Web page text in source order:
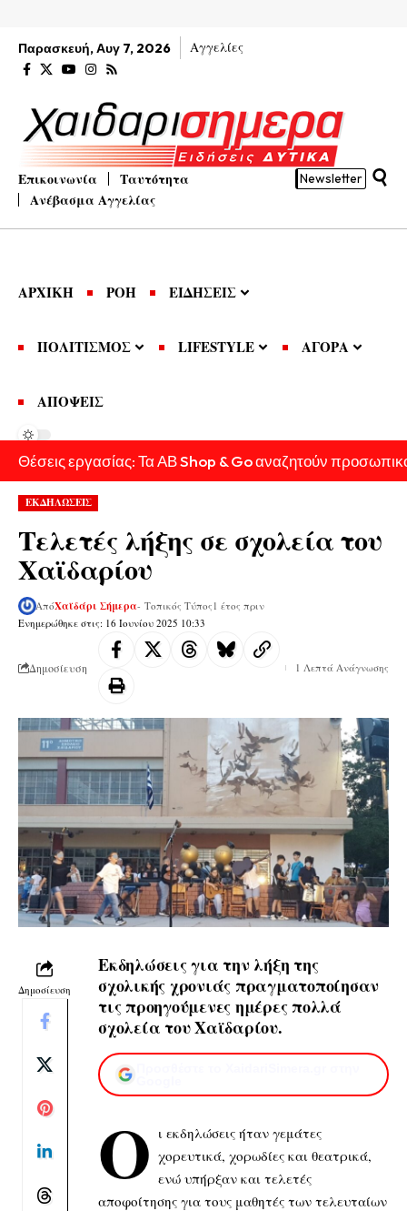
Παρασκευή, Αυγ 7, 2026 Αγγελίες
Επικοινωνία
Ταυτότητα
Ανέβασμα Αγγελίας
Newsletter
ΑΡΧΙΚΗ ΡΟΗ ΕΙΔΗΣΕΙΣ
ΠΟΛΙΤΙΣΜΟΣ LIFESTYLE ΑΓΟΡΑ
ΑΠΟΨΕΙΣ
Θέσεις εργασίας: Τα ΑΒ Shop & Go αναζητούν
ΕΚΔΗΛΩΣΕΙΣ
Τελετές λήξης σε σχολεία του
Χαϊδαρίου
Ενημερώθηκε στις: 16 Ιουνίου 2025 10:33
ΑπόΧαϊδάρι Σήμερα- Τοπικός Τύπος 1 έτος πριν
Δημοσίευση 1 Λεπτά Ανάγνωσης
Δημοσίευση
Εκδηλώσεις για την λήξη της
σχολικής χρονιάς πραγματοποίησαν
τις προηγούμενες ημέρες πολλά
σχολεία του Χαϊδαρίου.
Ο ι εκδηλώσεις ήταν γεμάτες
χορευτικά, χορωδίες και θεατρικά,
ενώ υπήρξαν και τελετές
αποφοίτησης για τους μαθητές των τελευταίων